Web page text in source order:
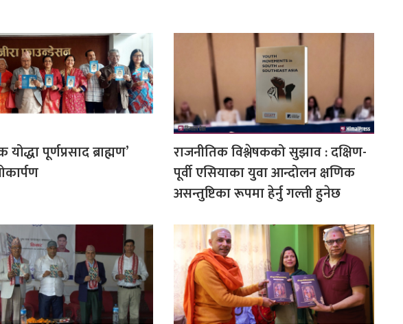
पूर्णप्रसाद ब्राह्मण’
राजनीतिक विश्लेषकको सुझाव : दक्षिण-
पूर्वी एसियाका युवा आन्दोलन क्षणिक
असन्तुष्टिका रूपमा हेर्नु गल्ती हुनेछ